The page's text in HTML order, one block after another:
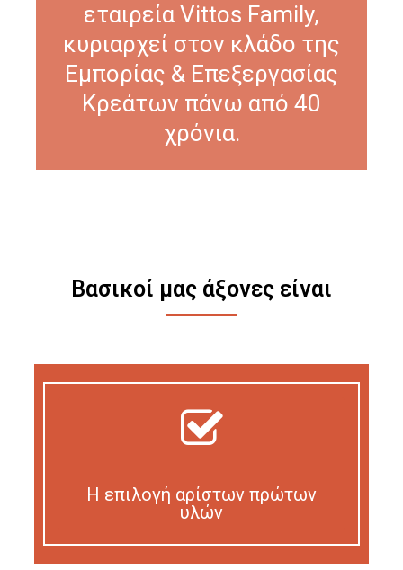
εταιρεία Vittos Family,
κυριαρχεί στον κλάδο της
Εμπορίας & Επεξεργασίας
Κρεάτων πάνω από 40
χρόνια.
Βασικοί μας άξονες είναι
Η επιλογή αρίστων πρώτων
υλών